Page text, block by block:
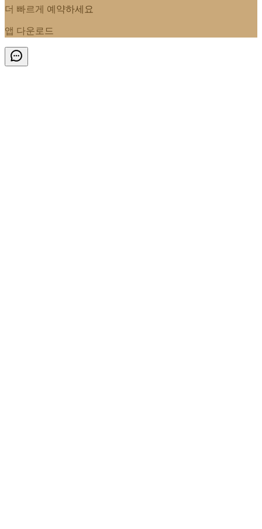
더 빠르게 예약하세요
앱 다운로드